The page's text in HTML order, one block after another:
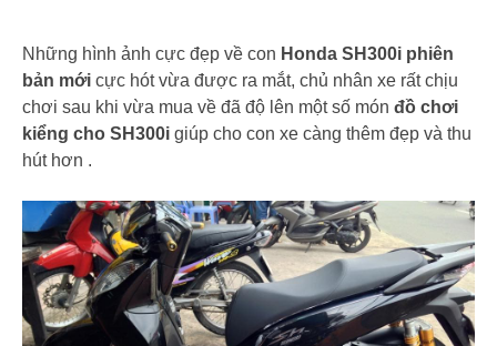
Những hình ảnh cực đẹp về con Honda SH300i phiên
bản mới cực hót vừa được ra mắt, chủ nhân xe rất chịu
chơi sau khi vừa mua về đã độ lên một số món đồ chơi
kiểng cho SH300i giúp cho con xe càng thêm đẹp và thu
hút hơn .